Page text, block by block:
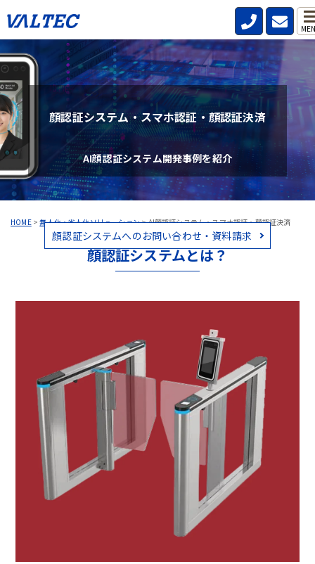
HOME>無人化・省人化ソリューション>AI顔認証システム・スマホ認証・顔認証決済
顔認証システム・スマホ認証・顔認証決済
AI顔認証システム開発事例を紹介
顔認証システムへのお問い合わせ・資料請求
顔認証システムとは？